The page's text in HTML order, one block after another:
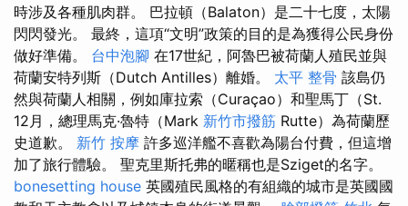
時涉及各種肌肉群。 巴拉頓（Balaton）是二十七度，太陽
閃閃發光。 最終，這項“文明”政策的目的是為獲得公民身份
做好準備。 台中泡腳 在17世紀，阿魯巴被荷蘭人殖民並與
荷蘭安特列斯（Dutch Antilles）離婚。 太平 整骨 該島仍
然與荷蘭人相關，例如庫拉索（Curaçao）和聖馬丁（St.
12月，總理馬克·魯特（Mark 新竹市撥筋 Rutte）為荷蘭歷
史道歉。 新竹 按摩 許多巡洋艦不喜歡為陽台付費，但這增
加了旅行體驗。 聖克里斯托弗的暱稱也是Sziget的名字。
bonesetting house 英國殖民風格的有組織的城市是英國國